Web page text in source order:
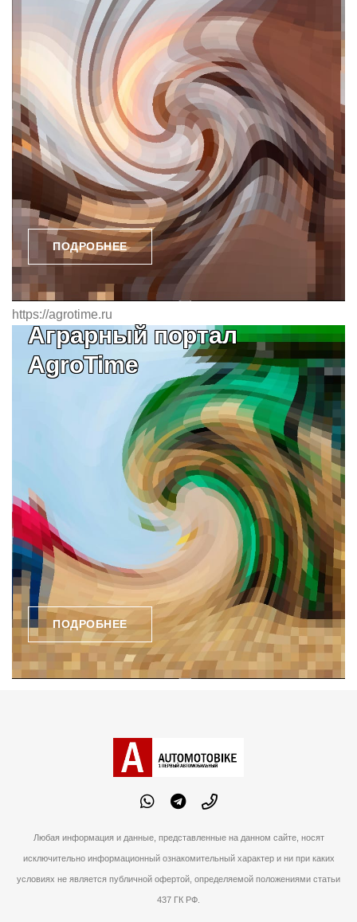
ПОДРОБНЕЕ
https://agrotime.ru
Аграрный портал
AgroTime
ПОДРОБНЕЕ
Любая информация и данные, представленные на данном сайте, носят
исключительно информационный ознакомительный характер и ни при каких
условиях не является публичной офертой, определяемой положениями статьи
437 ГК РФ.